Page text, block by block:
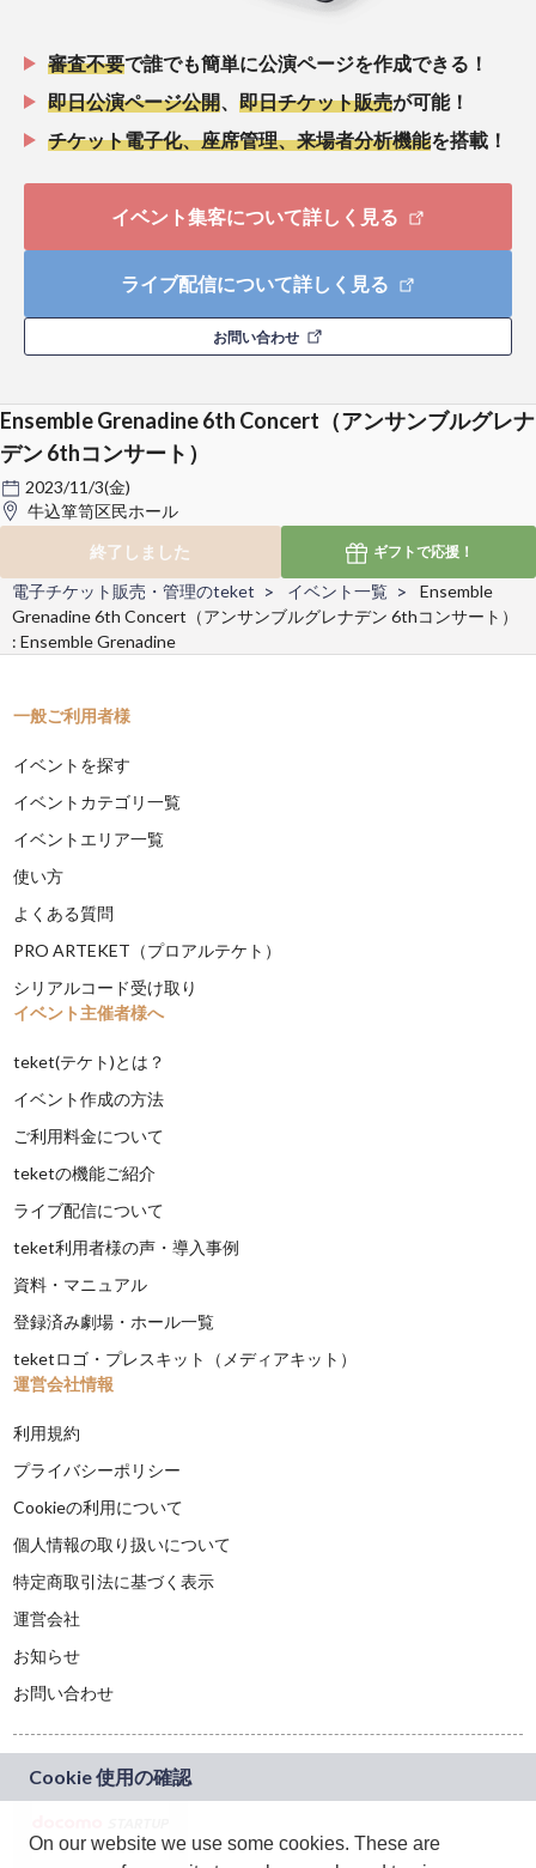
審査不要で誰でも簡単に公演ページを作成できる！
即日公演ページ公開
即日チケット販売が可能！
チケット電子化、座席管理、来場者分析機能を搭載！
イベント集客について詳しく見る
ライブ配信について詳しく見る
お問い合わせ
Ensemble Grenadine 6th Concert（アンサンブルグレナ
デン 6thコンサート）
2023/11/3(金)
牛込箪笥区民ホール
終了しました
ギフトで応援！
電子チケット販売・管理のteket イベント一覧
Ensemble
Grenadine 6th Concert（アンサンブルグレナデン 6thコンサート）
: Ensemble Grenadine
一般ご利用者様
イベントを探す
イベントカテゴリ一覧
イベントエリア一覧
使い方
よくある質問
PRO ARTEKET（プロアルテケト）
シリアルコード受け取り
イベント主催者様へ
teket(テケト)とは？
イベント作成の方法
ご利用料金について
teketの機能ご紹介
ライブ配信について
teket利用者様の声・導入事例
資料・マニュアル
登録済み劇場・ホール一覧
teketロゴ・プレスキット（メディアキット）
運営会社情報
利用規約
プライバシーポリシー
Cookieの利用について
個人情報の取り扱いについて
特定商取引法に基づく表示
運営会社
お知らせ
お問い合わせ
On our website we use some cookies. These are